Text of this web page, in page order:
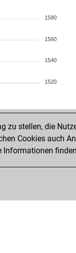
1580
1560
1540
1520
stellen, die
Cookies auch
Informationen